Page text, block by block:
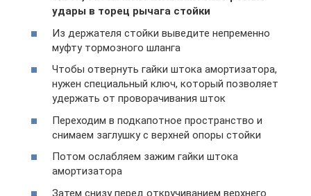
удары в торец рычага стойки
Из держателя стойки выведите непременно
муфту тормозного шланга
Чтобы отвернуть гайки штока амортизатора,
нужен специальный ключ, который позволяет
удержать от проворачивания шток
Переходим в подкапотное пространство и
снимаем заглушку с верхней опоры стойки
Потом ослабляем зажим гайки штока
амортизатора
Затем снизу перед откручиванием верхнего